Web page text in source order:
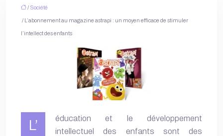
/ Société
/ L’abonnement au magazine astrapi : un moyen efficace de stimuler
l’intellect des enfants
L’
éducation et le développement
intellectuel des enfants sont des